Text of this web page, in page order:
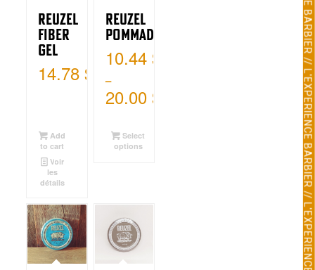
Reuzel
Fiber
Gel
14.78$
Add
to cart
Voir
les
détails
Reuzel
Pommade
10.44 $
–
20.00 $
Select
options